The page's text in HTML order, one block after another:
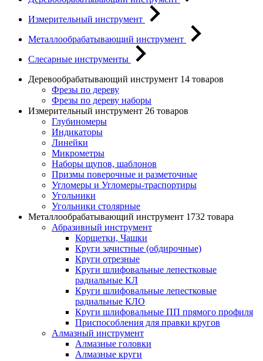
Измерительный инструмент
Металлообрабатывающий инструмент
Слесарные инструменты
Деревообрабатывающий инструмент 14 товаров
Фрезы по дереву
Фрезы по дереву наборы
Измерительный инструмент 26 товаров
Глубиномеры
Индикаторы
Линейки
Микрометры
Наборы щупов, шаблонов
Призмы поверочные и разметочные
Угломеры и Угломеры-траспортиры
Угольники
Угольники столярные
Металлообрабатывающий инструмент 1732 товара
Абразивный инструмент
Корщетки, Чашки
Круги зачистные (обдирочные)
Круги отрезные
Круги шлифовальные лепестковые
радиальные КЛ
Круги шлифовальные лепестковые
радиальные КЛО
Круги шлифовальные ПП прямого профиля
Приспособления для правки кругов
Алмазный инструмент
Алмазные головки
Алмазные круги